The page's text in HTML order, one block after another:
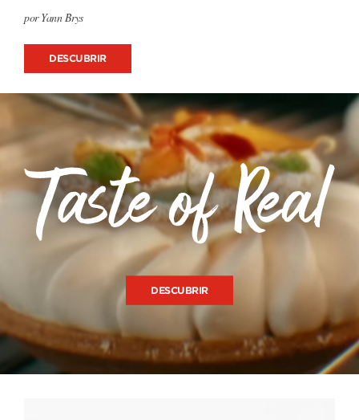
por Yann Brys
DESCUBRIR
DESCUBRIR